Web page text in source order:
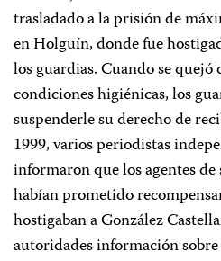
trasladado a la prisión de
en Holguín, donde fue
los guardias. Cuando se quejó
condiciones higiénicas, los
suspenderle su derecho de
1999, varios periodistas
informaron que los agentes
habían prometido
hostigaban a González
autoridades información